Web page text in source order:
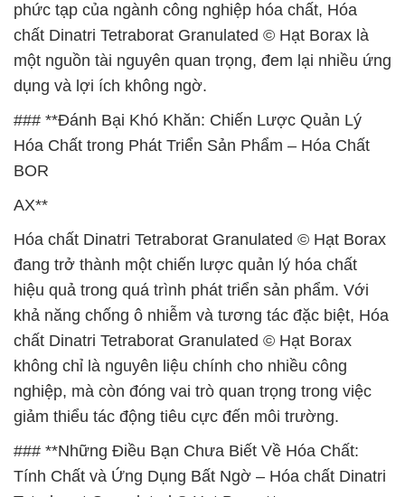
phức tạp của ngành công nghiệp hóa chất, Hóa
chất Dinatri Tetraborat Granulated © Hạt Borax là
một nguồn tài nguyên quan trọng, đem lại nhiều ứng
dụng và lợi ích không ngờ.
### **Đánh Bại Khó Khăn: Chiến Lược Quản Lý
Hóa Chất trong Phát Triển Sản Phẩm – Hóa Chất
BOR
AX**
Hóa chất Dinatri Tetraborat Granulated © Hạt Borax
đang trở thành một chiến lược quản lý hóa chất
hiệu quả trong quá trình phát triển sản phẩm. Với
khả năng chống ô nhiễm và tương tác đặc biệt, Hóa
chất Dinatri Tetraborat Granulated © Hạt Borax
không chỉ là nguyên liệu chính cho nhiều công
nghiệp, mà còn đóng vai trò quan trọng trong việc
giảm thiểu tác động tiêu cực đến môi trường.
### **Những Điều Bạn Chưa Biết Về Hóa Chất:
Tính Chất và Ứng Dụng Bất Ngờ – Hóa chất Dinatri